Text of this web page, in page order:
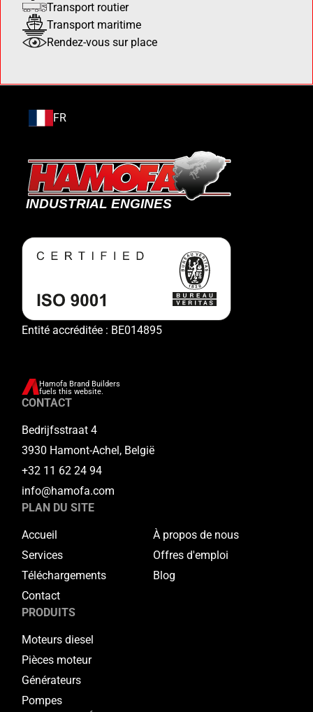
Transport routier
Transport maritime
Rendez-vous sur place
FR
Entité accréditée : BE014895
Hamofa Brand Builders
fuels this website.
CONTACT
Bedrijfsstraat 4
3930 Hamont-Achel, België
+32 11 62 24 94
info@hamofa.com
PLAN DU SITE
Accueil
À propos de nous
Services
Offres d'emploi
Téléchargements
Blog
Contact
PRODUITS
Moteurs diesel
Pièces moteur
Générateurs
Pompes